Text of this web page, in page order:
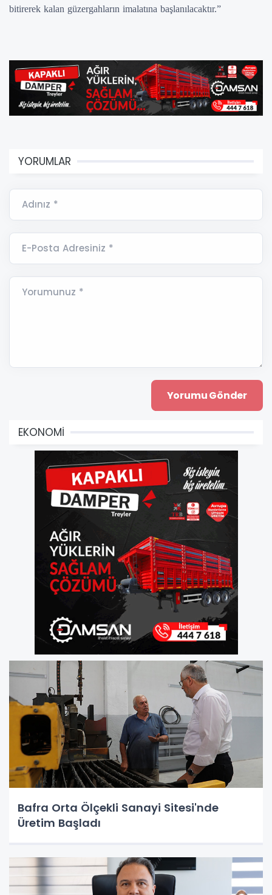
bitirerek kalan güzergahların imalatına başlanılacaktır.”
YORUMLAR
Adınız *
E-Posta Adresiniz *
Yorumunuz *
EKONOMİ
Bafra Orta Ölçekli Sanayi Sitesi'nde
Üretim Başladı